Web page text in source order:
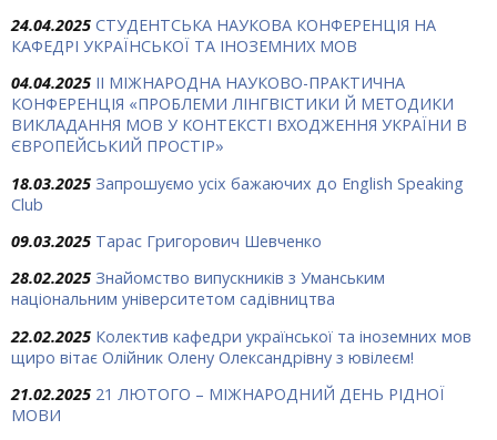
24.04.2025 СТУДЕНТСЬКА НАУКОВА КОНФЕРЕНЦІЯ НА
КАФЕДРІ УКРАЇНСЬКОЇ ТА ІНОЗЕМНИХ МОВ
04.04.2025 ІІ МІЖНАРОДНА НАУКОВО-ПРАКТИЧНА
КОНФЕРЕНЦІЯ «ПРОБЛЕМИ ЛІНГВІСТИКИ Й МЕТОДИКИ
ВИКЛАДАННЯ МОВ У КОНТЕКСТІ ВХОДЖЕННЯ УКРАЇНИ В
ЄВРОПЕЙСЬКИЙ ПРОСТІР»
18.03.2025 Запрошуємо усіх бажаючих до English Speaking
Club
09.03.2025 Тарас Григорович Шевченко
28.02.2025 Знайомство випускників з Уманським
національним університетом садівництва
22.02.2025 Колектив кафедри української та іноземних мов
щиро вітає Олійник Олену Олександрівну з ювілеєм!
21.02.2025 21 ЛЮТОГО – МІЖНАРОДНИЙ ДЕНЬ РІДНОЇ
МОВИ